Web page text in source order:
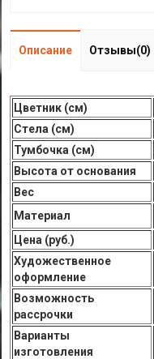
Описание Отзывы(0)
Цветник (см)
Стела (см)
Тумбочка (см)
Высота от основания
Вес
Материал
Цена (руб.)
Художественное
оформление
Возможность
рассрочки
Варианты
изготовления